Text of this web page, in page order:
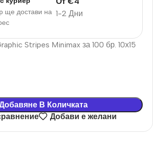
ще достави на 1-2 Дни
Stripes Minimax за 100 бр. 10х15
В Количката
Добави е желани